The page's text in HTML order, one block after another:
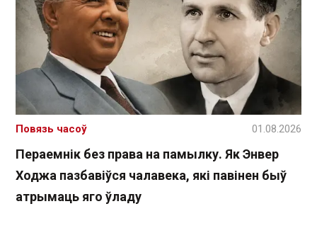
Пераемнік без права на памылку. Як Энвер
Ходжа пазбавіўся чалавека, які павінен быў
атрымаць яго ўладу
Повязь часоў 01.08.2026